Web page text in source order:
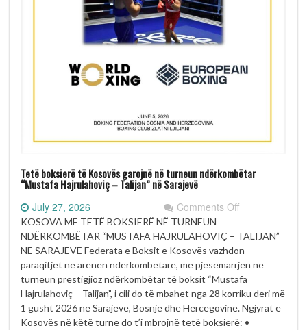
Tetë boksierë të Kosovës garojnë në turneun ndërkombëtar
“Mustafa Hajrulahoviç – Talijan” në Sarajevë
July 27, 2026 Comments Offon
boksierë
të Kosovës
garojnë
në turneun
ndërkombëtar
“Mustafa
–
KOSOVA ME TETË BOKSIERË NË TURNEUN
NDËRKOMBËTAR “MUSTAFA HAJRULAHOVIÇ – TALIJAN”
NË SARAJEVË Federata e Boksit e Kosovës vazhdon
paraqitjet në arenën ndërkombëtare, me pjesëmarrjen në
turneun prestigjioz ndërkombëtar të boksit “Mustafa
Hajrulahoviç – Talijan”, i cili do të mbahet nga 28 korriku deri më
1 gusht 2026 në Sarajevë, Bosnje dhe Hercegovinë. Ngjyrat e
Kosovës në këtë turne do t’i mbrojnë tetë boksierë: •